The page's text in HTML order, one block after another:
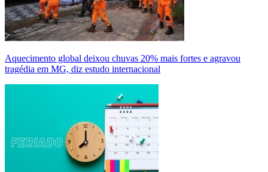
Aquecimento global deixou chuvas 20% mais fortes e agravou
tragédia em MG, diz estudo internacional